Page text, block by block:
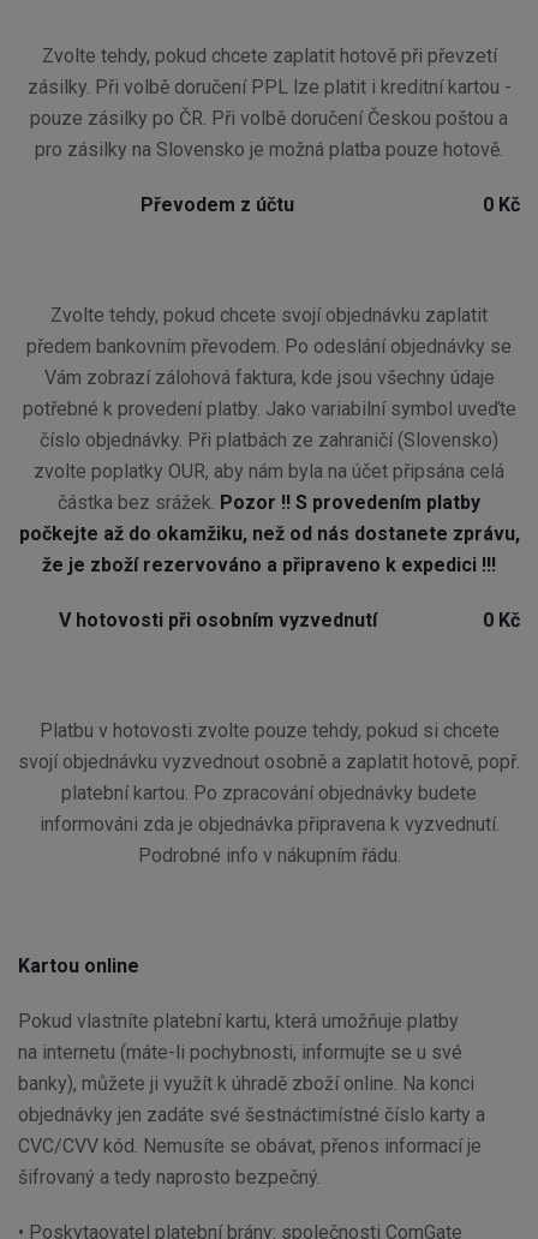
Zvolte tehdy, pokud chcete zaplatit hotově při převzetí
zásilky. Při volbě doručení PPL lze platit i kreditní kartou -
pouze zásilky po ČR. Při volbě doručení Českou poštou a
pro zásilky na Slovensko je možná platba pouze hotově.
Převodem z účtu 0 Kč
Zvolte tehdy, pokud chcete svojí objednávku zaplatit
předem bankovním převodem. Po odeslání objednávky se
Vám zobrazí zálohová faktura, kde jsou všechny údaje
potřebné k provedení platby. Jako variabilní symbol uveďte
číslo objednávky. Při platbách ze zahraničí (Slovensko)
zvolte poplatky OUR, aby nám byla na účet připsána celá
částka bez srážek. Pozor !! S provedením platby
počkejte až do okamžiku, než od nás dostanete zprávu,
že je zboží rezervováno a připraveno k expedici !!!
V hotovosti při osobním vyzvednutí 0 Kč
Platbu v hotovosti zvolte pouze tehdy, pokud si chcete
svojí objednávku vyzvednout osobně a zaplatit hotově, popř.
platební kartou. Po zpracování objednávky budete
informováni zda je objednávka připravena k vyzvednutí.
Podrobné info v nákupním řádu.
Kartou online
Pokud vlastníte platební kartu, která umožňuje platby
na internetu (máte-li pochybnosti, informujte se u své
banky), můžete ji využít k úhradě zboží online. Na konci
objednávky jen zadáte své šestnáctimístné číslo karty a
CVC/CVV kód. Nemusíte se obávat, přenos informací je
šifrovaný a tedy naprosto bezpečný.
• Poskytaovatel platební brány: společnosti ComGate